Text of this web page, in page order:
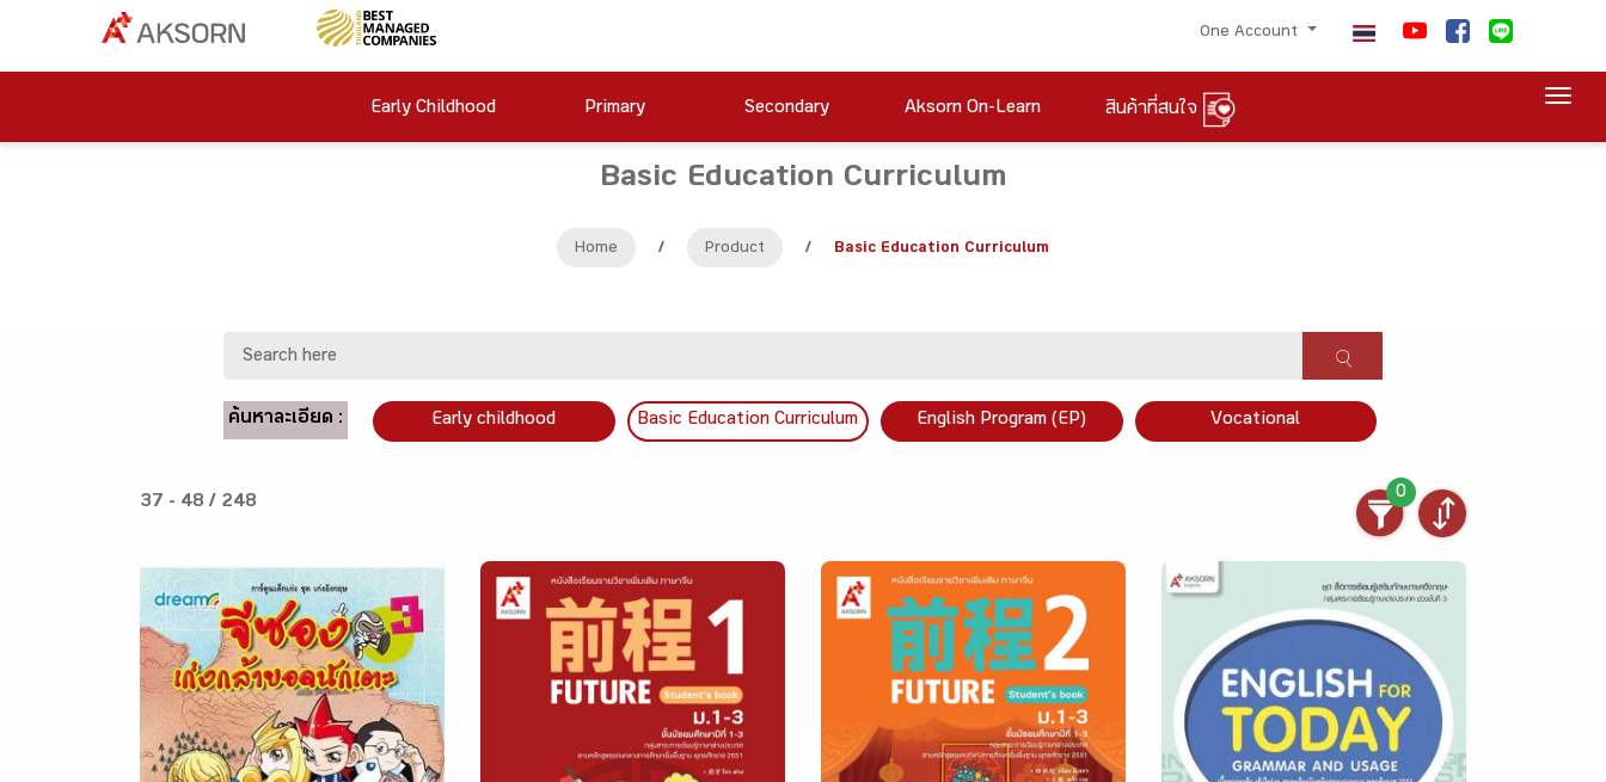
One Account
Early Childhood Primary Secondary Aksorn On-Learn สินค้าที่สนใจ
Basic Education Curriculum
Home / Product / Basic Education Curriculum
ค้นหาละเอียด : Early childhood Basic Education Curriculum English Program (EP) Vocational
37 - 48 / 248
0